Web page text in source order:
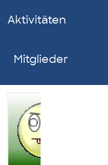
Aktivitäten
Mitglieder